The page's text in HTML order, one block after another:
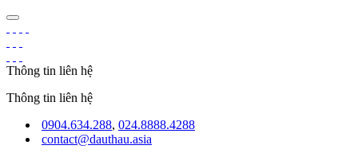
Thông tin liên hệ
Thông tin liên hệ
0904.634.288, 024.8888.4288
contact@dauthau.asia